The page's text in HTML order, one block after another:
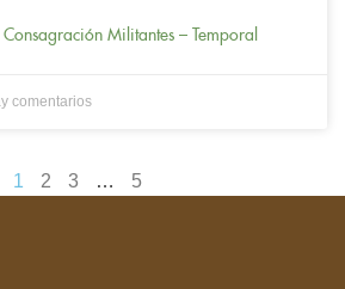
Consagración Militantes – Temporal
comentarios
1 2 3 … 5